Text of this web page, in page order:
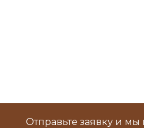
Отправьте заявку и